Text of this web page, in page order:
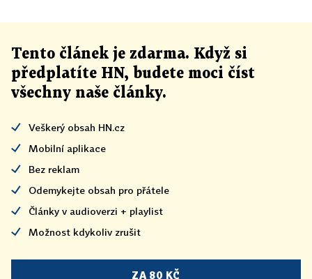
Tento článek je zdarma. Když si
předplatíte HN, budete moci číst
všechny naše články.
Veškerý obsah HN.cz
Mobilní aplikace
Bez reklam
Odemykejte obsah pro přátele
Články v audioverzi + playlist
Možnost kdykoliv zrušit
ZA 80 KČ